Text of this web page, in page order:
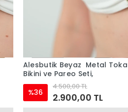
Alesbutik Polka Dot Üçgen
%28
4.000,00 TL
2.900,00 TL